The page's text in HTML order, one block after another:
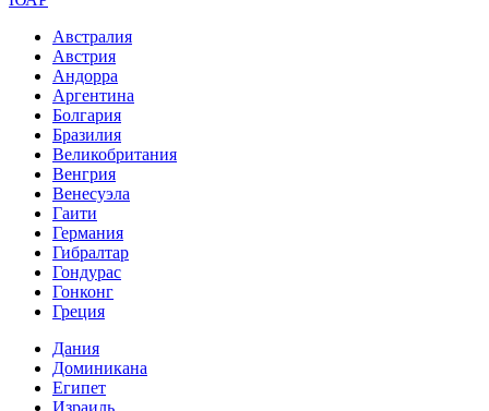
Австралия
Австрия
Андорра
Аргентина
Болгария
Бразилия
Великобритания
Венгрия
Венесуэла
Гаити
Германия
Гибралтар
Гондурас
Гонконг
Греция
Дания
Доминикана
Египет
Израиль